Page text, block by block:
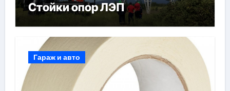
Стойки опор ЛЭП
Гараж и авто